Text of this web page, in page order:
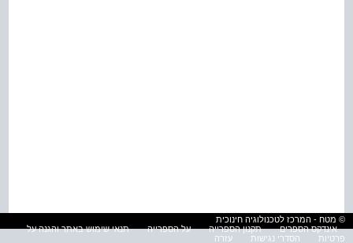
© מטח - המרכז לטכנולוגיה חינוכית
אינדקס הספרים
תקנון הספרייה על הספרייה
תנאי שימוש באתר והגנה על
פרטיות
הסדרי נגישות עזרה